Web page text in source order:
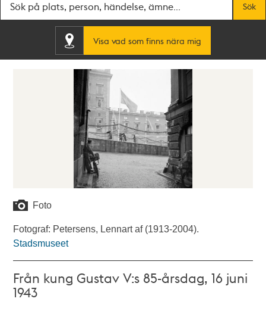
Sök
Visa vad som finns nära mig
Foto
Fotograf: Petersens, Lennart af (1913-2004).
Stadsmuseet
Från kung Gustav V:s 85-årsdag, 16 juni
1943